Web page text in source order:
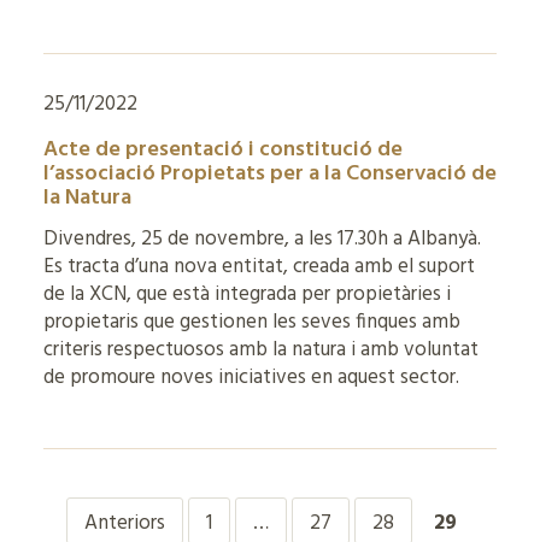
25/11/2022
Acte de presentació i constitució de
l’associació Propietats per a la Conservació de
la Natura
Divendres, 25 de novembre, a les 17.30h a Albanyà.
Es tracta d’una nova entitat, creada amb el suport
de la XCN, que està integrada per propietàries i
propietaris que gestionen les seves finques amb
criteris respectuosos amb la natura i amb voluntat
de promoure noves iniciatives en aquest sector.
Anteriors 1 … 27 28
29